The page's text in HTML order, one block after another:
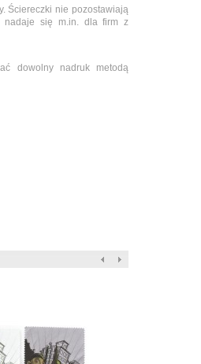
Ściereczki nie pozostawiają
nadaje się m.in. dla firm z
dowolny nadruk metodą